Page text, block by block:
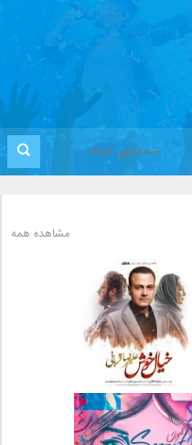
مشاهده همه
دانلود آهنگ جدید علیرضا
قربانی بنام خیال خوش